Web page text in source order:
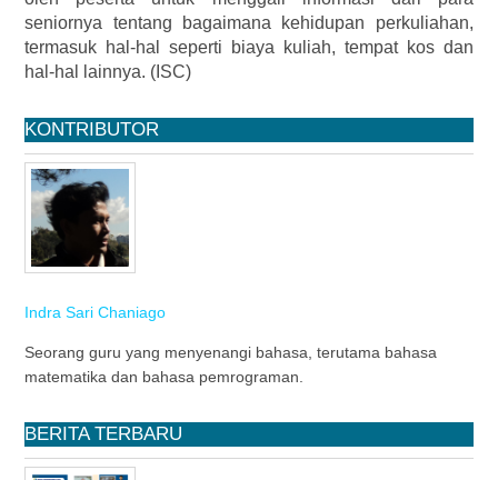
seniornya tentang bagaimana kehidupan perkuliahan,
termasuk hal-hal seperti biaya kuliah, tempat kos dan
hal-hal lainnya. (ISC)
KONTRIBUTOR
Indra Sari Chaniago
Seorang guru yang menyenangi bahasa, terutama bahasa
matematika dan bahasa pemrograman.
BERITA TERBARU